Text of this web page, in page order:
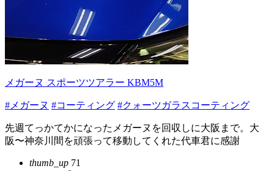
メガーヌ スポーツツアラー KBM5M
#メガーヌ #コーティング #クォーツガラスコーティング
先週てっかてかになったメガーヌを回収しに大阪まで。大
阪〜神奈川間を頑張って移動してくれた代車君に感謝
thumb_up 71